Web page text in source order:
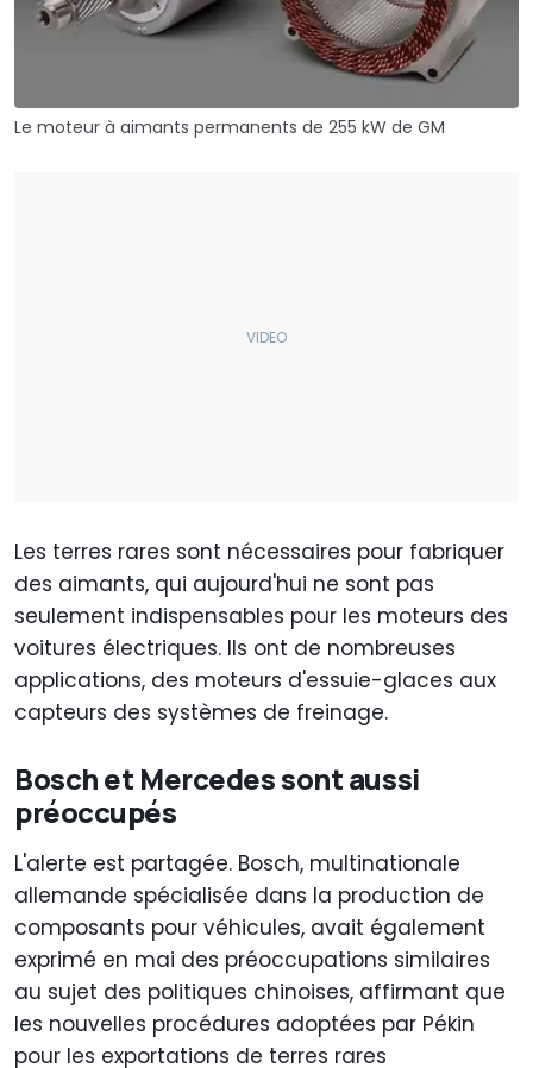
Le moteur à aimants permanents de 255 kW de GM
Les terres rares sont nécessaires pour fabriquer
des aimants, qui aujourd'hui ne sont pas
seulement indispensables pour les moteurs des
voitures électriques. Ils ont de nombreuses
applications, des moteurs d'essuie-glaces aux
capteurs des systèmes de freinage.
Bosch et Mercedes sont aussi
préoccupés
L'alerte est partagée. Bosch, multinationale
allemande spécialisée dans la production de
composants pour véhicules, avait également
exprimé en mai des préoccupations similaires
au sujet des politiques chinoises, affirmant que
les nouvelles procédures adoptées par Pékin
pour les exportations de terres rares